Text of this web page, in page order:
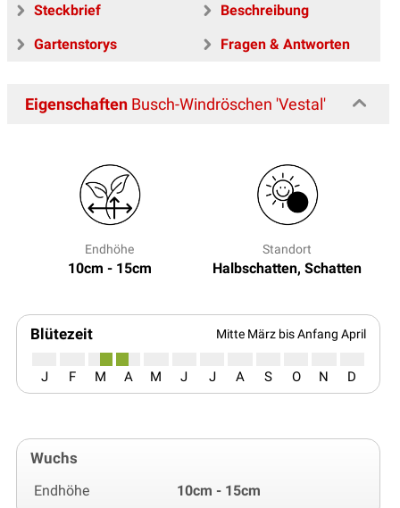
Steckbrief
Beschreibung
Gartenstorys
Fragen & Antworten
Eigenschaften Busch-Windröschen 'Vestal'
Endhöhe
10cm - 15cm
Standort
Halbschatten, Schatten
Blütezeit Mitte März bis Anfang April
J F M A M J J A S O N D
Wuchs
Endhöhe 10cm - 15cm